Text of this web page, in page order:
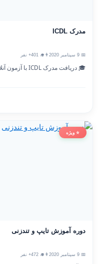
مدرک ICDL
👨‍🎓 401+ نفر
🎓 دریافت مدرک ICDL با آزمون آنلاین | آموزشگاه نقدی با مجوز...
⭐ ویژه
دوره آموزش تایپ و تندزنی
👨‍🎓 472+ نفر